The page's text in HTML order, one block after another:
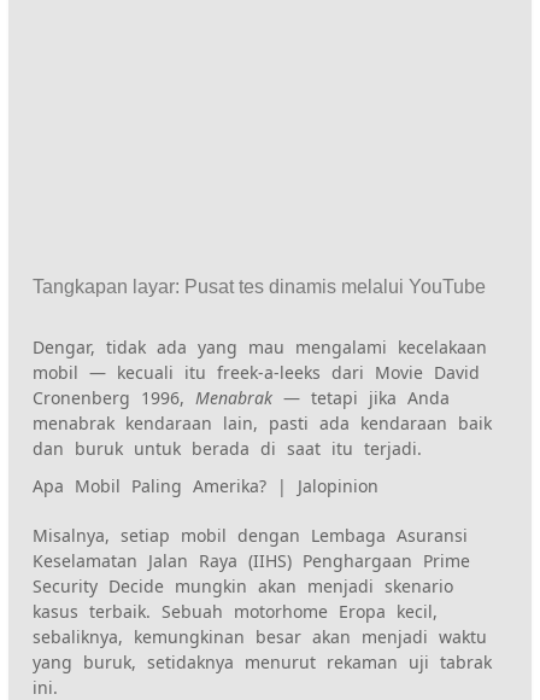
Tangkapan layar: Pusat tes dinamis melalui YouTube
Dengar, tidak ada yang mau mengalami kecelakaan
mobil — kecuali itufreek-a-leeks dari Movie David
Cronenberg 1996,Menabrak — tetapi jika Anda
menabrak kendaraan lain, pasti ada kendaraan baik
dan buruk untuk berada di saat itu terjadi.
Apa Mobil Paling Amerika? | Jalopinion
Misalnya, setiap mobil dengan Lembaga Asuransi
Keselamatan Jalan Raya (IIHS) Penghargaan Prime
Security Decide mungkin akan menjadi skenario
kasus terbaik. Sebuah motorhome Eropa kecil,
sebaliknya, kemungkinan besar akan menjadi waktu
yang buruk, setidaknya menurut rekaman uji tabrak
ini.